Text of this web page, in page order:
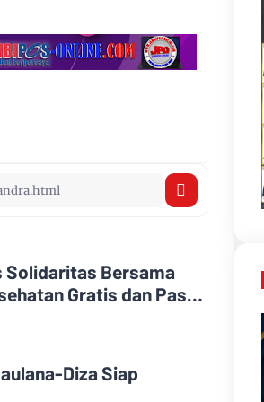
Solidaritas Bersama
Gratis dan Pasar
Diza Siap